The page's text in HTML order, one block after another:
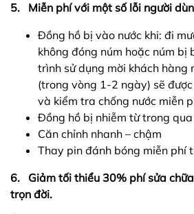
5. Miễn phí với một số lỗi người
Đồng hồ bị vào nước khi: đi
không đóng núm hoặc núm bị
trình sử dụng mời khách hàng
(trong vòng 1-2 ngày) sẽ
và kiểm tra chống nước miễn
Đồng hồ bị nhiễm từ trong qua
Căn chỉnh nhanh – chậm
Thay pin đánh bóng miễn phí
6. Giảm tối thiểu 30% phí sửa
trọn đời.